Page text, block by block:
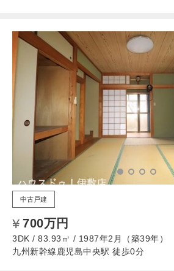
中古戸建
700万円
3DK / 83.93㎡ / 1987年2月（築39年）
九州新幹線鹿児島中央駅 徒歩0分